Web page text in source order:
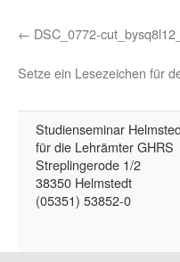
DSC_0772-
Setze ein Lesezeichen für
Studienseminar
für die Lehrämter GHRS
Streplingerode 1/2
38350 Helmstedt
(05351) 53852-0